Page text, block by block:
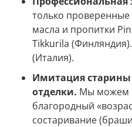
только
масла и пропитки
Tikkurila
(Италия).
Имитация
отделки. Мы можем
благородный
состаривание